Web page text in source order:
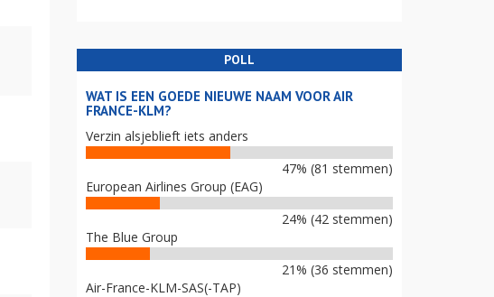
POLL
WAT IS EEN GOEDE NIEUWE NAAM VOOR AIR
FRANCE-KLM?
Verzin alsjeblieft iets anders
47% (81 stemmen)
European Airlines Group (EAG)
24% (42 stemmen)
The Blue Group
21% (36 stemmen)
Air-France-KLM-SAS(-TAP)